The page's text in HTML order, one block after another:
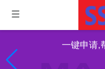
一键申请,